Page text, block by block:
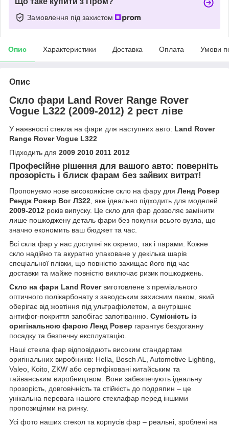
Замовлення під захистом
Опис Характеристики Доставка Оплата Умови
Опис
Скло фари Land Rover Range Rover
Vogue L322 (2009-2012) 2 рест ліве
У наявності стекла на фари для наступних авто: Land Rover
Range Rover Vogue L322
Підходить для 2009 2010 2011 2012
Професійне рішення для вашого авто: поверніть
прозорість і блиск фарам без зайвих витрат!
Пропонуємо нове високоякісне скло на фару для Ленд Ровер
Рендж Ровер Вог Л322, яке ідеально підходить для моделей
2009-2012 років випуску. Це скло для фар дозволяє замінити
лише пошкоджену деталь фари без покупки всього вузла, що
значно економить ваш бюджет та час.
Всі скла фар у нас доступні як окремо, так і парами. Кожне
скло надійно та акуратно упаковане у декілька шарів
спеціальної плівки, що повністю захищає його під час
доставки та майже повністю виключає ризик пошкоджень.
Скло на фари Land Roverвиготовлене з преміального
оптичного полікарбонату з заводським захисним лаком, який
оберігає від жовтіння під ультрафіолетом, а внутрішнє
антифог-покриття запобігає запотіванню. Сумісність із
оригінальною фарою Ленд Ровер гарантує бездоганну
посадку та безпечну експлуатацію.
Наші стекла фар відповідають високим стандартам
оригінальних виробників: Hella, Bosch AL, Automotive Lighting,
Valeo, Koito, ZKW або сертифіковані китайським та
тайванським виробництвом. Вони забезпечують ідеальну
прозорість, довговічність та стійкість до подряпин – це
унікальна перевага нашого стеклафар перед іншими
пропозиціями на ринку.
Усі фото наших стекол та корпусів фар – реальні, зроблені на